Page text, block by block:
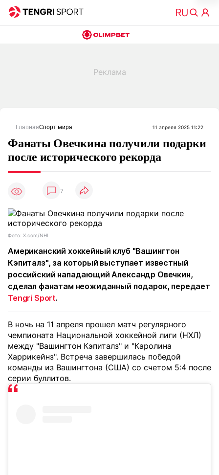
ГлавнаяСпорт мира 11 апреля 2025 11:22
Фанаты Овечкина получили подарки
после исторического рекорда
7
Фото: X.com/NHL
Американский хоккейный клуб "Вашингтон
Кэпиталз", за который выступает известный
российский нападающий Александр Овечкин,
сделал фанатам неожиданный подарок, передает
Tengri Sport.
В ночь на 11 апреля прошел матч регулярного
чемпионата Национальной хоккейной лиги (НХЛ)
между "Вашингтон Кэпиталз" и "Каролина
Харрикейнз". Встреча завершилась победой
команды из Вашингтона (США) со счетом 5:4 после
серии буллитов.